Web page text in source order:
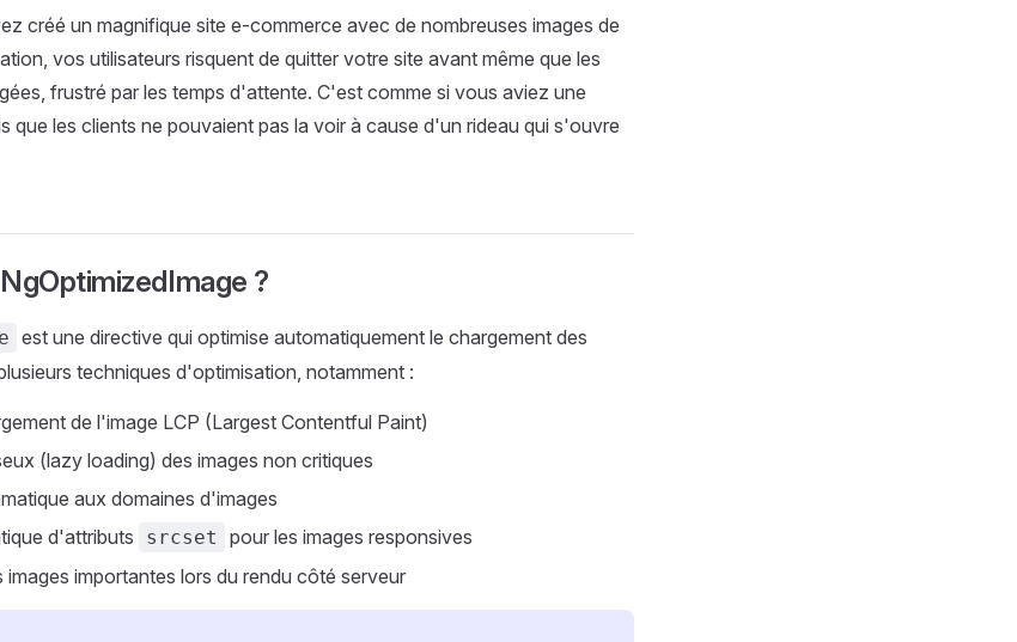
créé un magnifique site e-commerce avec de nombreuses images de
vos utilisateurs risquent de quitter votre site avant même que les
frustré par les temps d'attente. C'est comme si vous aviez une
que les clients ne pouvaient pas la voir à cause d'un rideau qui s'ouvre
?
est une directive qui optimise automatiquement le chargement des
techniques d'optimisation, notamment :
de l'image LCP (Largest Contentful Paint)
(lazy loading) des images non critiques
aux domaines d'images
d'attributs
srcset
pour les images responsives
images importantes lors du rendu côté serveur